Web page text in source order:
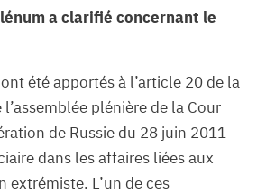
a clarifié concernant le
été apportés à l’article 20 de la
plénière de la Cour
de Russie du 28 juin 2011
dans les affaires liées aux
extrémiste. L’un de ces